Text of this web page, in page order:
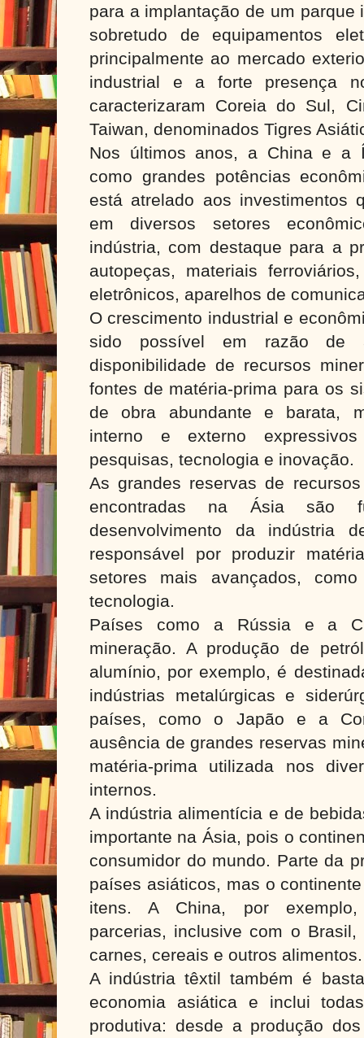
para a implantação de um parque
sobretudo de equipamentos
principalmente ao mercado
industrial e a forte presença
caracterizaram Coreia do Sul,
Taiwan, denominados Tigres
Nos últimos anos, a China e a
como grandes potências
está atrelado aos investimentos
em diversos setores
indústria, com destaque para a
autopeças, materiais
eletrônicos, aparelhos de
O crescimento industrial e
sido possível em razão de
disponibilidade de recursos
fontes de matéria-prima para os
de obra abundante e barata,
interno e externo
pesquisas, tecnologia e inovação.
As grandes reservas de
encontradas na Ásia são
desenvolvimento da indústria
responsável por produzir
setores mais avançados,
tecnologia.
Países como a Rússia e a
mineração. A produção de
alumínio, por exemplo, é
indústrias metalúrgicas e
países, como o Japão e a
ausência de grandes reservas
matéria-prima utilizada nos
internos.
A indústria alimentícia e de
importante na Ásia, pois o
consumidor do mundo. Parte da
países asiáticos, mas o
itens. A China, por exemplo,
parcerias, inclusive com o
carnes, cereais e outros alimentos.
A indústria têxtil também é
economia asiática e inclui
produtiva: desde a produção